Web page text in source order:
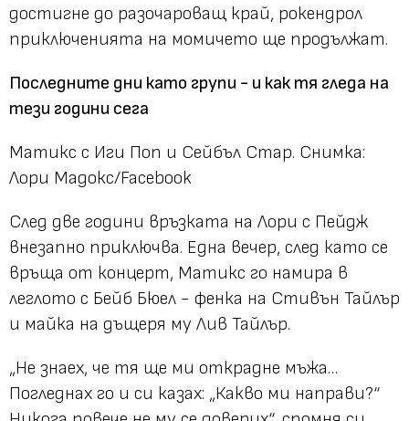
достигне до разочароващ край, рокендрол
приключенията на момичето ще продължат.
Последните дни като групи - и как тя гледа на
тези години сега
Матикс с Иги Поп и Сейбъл Стар. Снимка:
Лори Мадокс/Facebook
След две години връзката на Лори с Пейдж
внезапно приключва. Една вечер, след като се
връща от концерт, Матикс го намира в
леглото с Бейб Бюел - фенка на Стивън Тайлър
и майка на дъщеря му Лив Тайлър.
„Не знаех, че тя ще ми открадне мъжа…
Погледнах го и си казах: „Какво ми направи?“